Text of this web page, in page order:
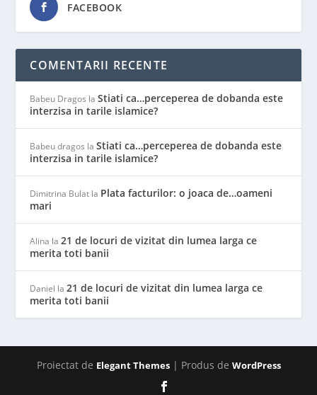
FACEBOOK
COMENTARII RECENTE
Babeu Dragos laStiati ca…perceperea de dobanda este
interzisa in tarile islamice?
Babeu dragos laStiati ca…perceperea de dobanda este
interzisa in tarile islamice?
Dimitrina Bulat la Plata facturilor: o joaca de…oameni
mari
Alina la21 de locuri de vizitat din lumea larga ce
merita toti banii
Daniel la21 de locuri de vizitat din lumea larga ce
merita toti banii
Proiectat de Elegant Themes| Produs de WordPress